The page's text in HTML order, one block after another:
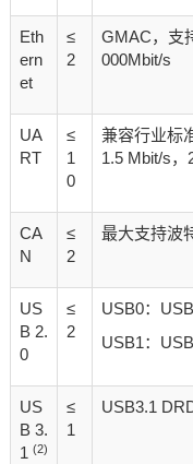
Eth
ern
et
≤
2
GMAC，支
000Mbit/s
UA
RT
≤
1
0
兼容行业标
1.5 Mbit/s
CA
N
≤
2
最大支持波
US
B 2.
0
≤
2
USB0：
USB1：
US
B 3.
1 (2)
≤
1
USB3.1